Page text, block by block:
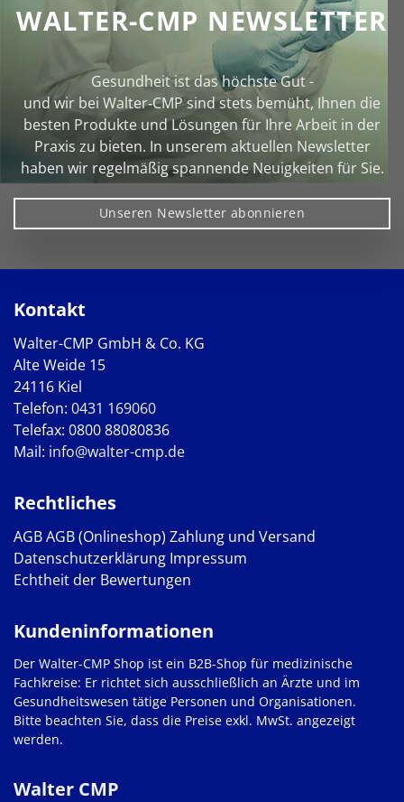
WALTER-CMP NEWSLETTER
Gesundheit ist das höchste Gut -
und wir bei Walter‑CMP sind stets bemüht, Ihnen die
besten Produkte und Lösungen für Ihre Arbeit in der
Praxis zu bieten. In unserem aktuellen Newsletter
haben wir regelmäßig spannende Neuigkeiten für Sie.
Unseren Newsletter abonnieren
Kontakt
Walter-CMP GmbH & Co. KG
Alte Weide 15
24116 Kiel
Telefon: 0431 169060
Telefax: 0800 88080836
Mail: info@walter-cmp.de
Rechtliches
AGBAGB (Onlineshop) Zahlung und Versand
Datenschutzerklärung Impressum
Echtheit der Bewertungen
Walter CMP
Kundeninformationen
Der Walter-CMP Shop ist ein B2B-Shop für medizinische
Fachkreise: Er richtet sich ausschließlich an Ärzte und im
Gesundheitswesen tätige Personen und Organisationen.
Bitte beachten Sie, dass die Preise exkl. MwSt. angezeigt
werden.